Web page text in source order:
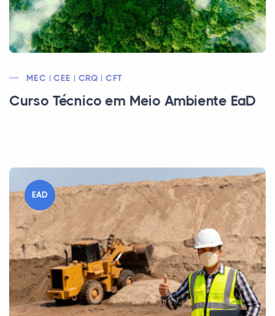
MEC | CEE | CRQ | CFT
Curso Técnico em Meio Ambiente EaD
EAD